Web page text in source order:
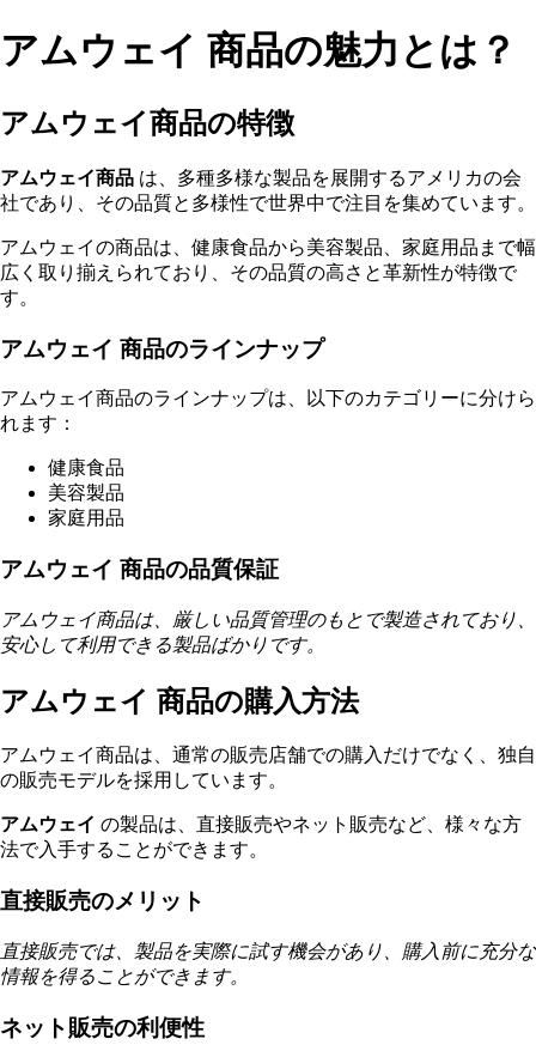
アムウェイ 商品の魅力とは？
アムウェイ商品の特徴
アムウェイ商品 は、多種多様な製品を展開するアメリカの会
社であり、その品質と多様性で世界中で注目を集めています。
アムウェイの商品は、健康食品から美容製品、家庭用品まで幅
広く取り揃えられており、その品質の高さと革新性が特徴で
す。
アムウェイ 商品のラインナップ
アムウェイ商品のラインナップは、以下のカテゴリーに分けら
れます：
健康食品
美容製品
家庭用品
アムウェイ 商品の品質保証
アムウェイ商品は、厳しい品質管理のもとで製造されており、
安心して利用できる製品ばかりです。
アムウェイ 商品の購入方法
アムウェイ商品は、通常の販売店舗での購入だけでなく、独自
の販売モデルを採用しています。
アムウェイ の製品は、直接販売やネット販売など、様々な方
法で入手することができます。
直接販売のメリット
直接販売では、製品を実際に試す機会があり、購入前に充分な
情報を得ることができます。
ネット販売の利便性